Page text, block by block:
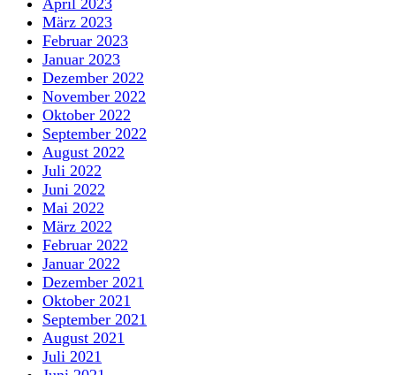
März 2023
Februar 2023
Januar 2023
Dezember 2022
November 2022
Oktober 2022
September 2022
August 2022
Juli 2022
Juni 2022
Mai 2022
März 2022
Februar 2022
Januar 2022
Dezember 2021
Oktober 2021
September 2021
August 2021
Juli 2021